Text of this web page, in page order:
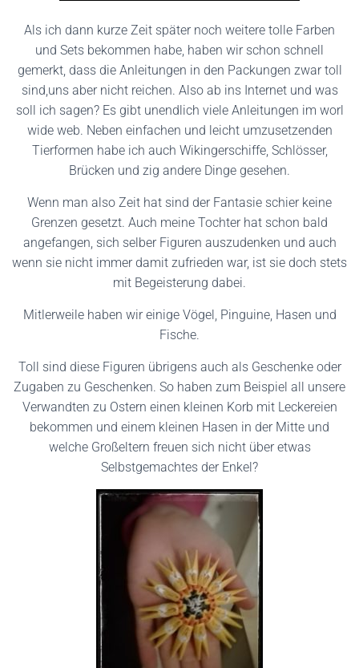
Als ich dann kurze Zeit später noch weitere tolle Farben
und Sets bekommen habe, haben wir schon schnell
gemerkt, dass die Anleitungen in den Packungen zwar toll
sind,uns aber nicht reichen. Also ab ins Internet und was
soll ich sagen? Es gibt unendlich viele Anleitungen im worl
wide web. Neben einfachen und leicht umzusetzenden
Tierformen habe ich auch Wikingerschiffe, Schlösser,
Brücken und zig andere Dinge gesehen.
Wenn man also Zeit hat sind der Fantasie schier keine
Grenzen gesetzt. Auch meine Tochter hat schon bald
angefangen, sich selber Figuren auszudenken und auch
wenn sie nicht immer damit zufrieden war, ist sie doch stets
mit Begeisterung dabei.
Mitlerweile haben wir einige Vögel, Pinguine, Hasen und
Fische.
Toll sind diese Figuren übrigens auch als Geschenke oder
Zugaben zu Geschenken. So haben zum Beispiel all unsere
Verwandten zu Ostern einen kleinen Korb mit Leckereien
bekommen und einem kleinen Hasen in der Mitte und
welche Großeltern freuen sich nicht über etwas
Selbstgemachtes der Enkel?